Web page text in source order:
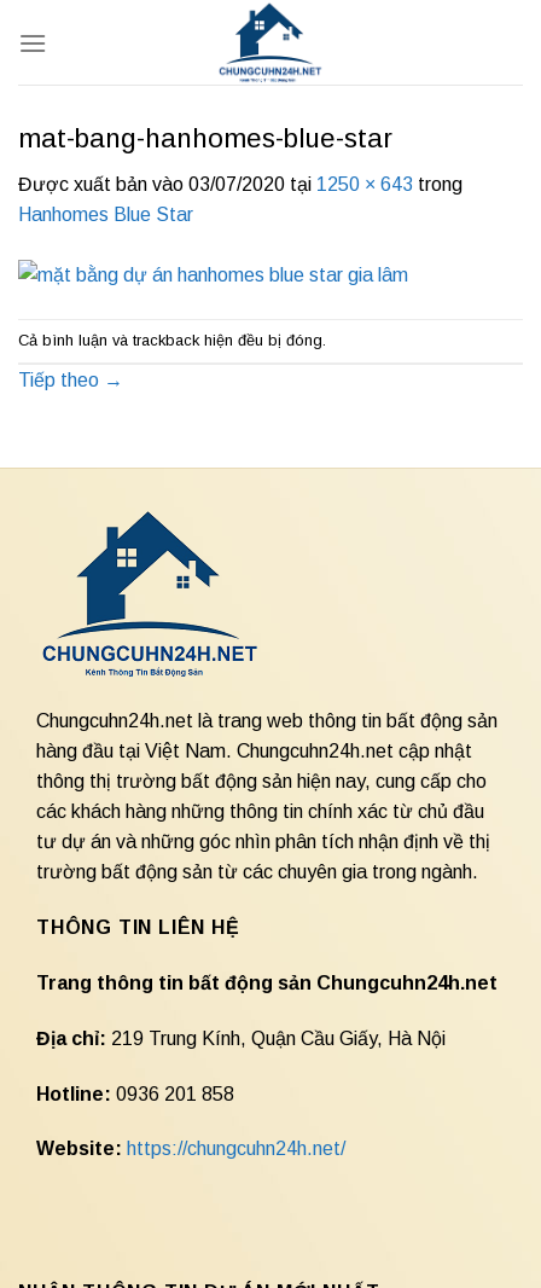
qua
mat-bang-hanhomes-blue-star
Được xuất bản vào 03/07/2020 tại 1250 × 643 trong
Hanhomes Blue Star
Cả bình luận và trackback hiện đều bị đóng.
Tiếp theo →
Chungcuhn24h.net là trang web thông tin bất động sản
hàng đầu tại Việt Nam. Chungcuhn24h.net cập nhật
thông thị trường bất động sản hiện nay, cung cấp cho
các khách hàng những thông tin chính xác từ chủ đầu
tư dự án và những góc nhìn phân tích nhận định về thị
trường bất động sản từ các chuyên gia trong ngành.
THÔNG TIN LIÊN HỆ
Trang thông tin bất động sản Chungcuhn24h.net
Địa chỉ: 219 Trung Kính, Quận Cầu Giấy, Hà Nội
Hotline: 0936 201 858
Website: https://chungcuhn24h.net/